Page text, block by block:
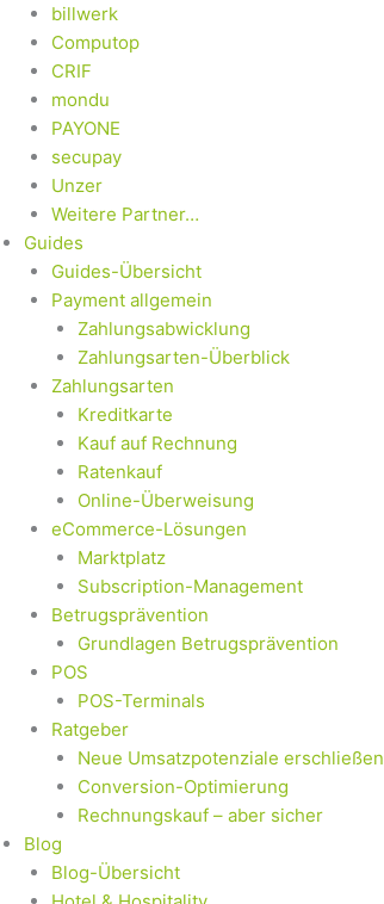
billwerk
Computop
CRIF
mondu
PAYONE
secupay
Unzer
Weitere Partner…
Guides
Guides-Übersicht
Payment allgemein
Zahlungsabwicklung
Zahlungsarten-Überblick
Zahlungsarten
Kreditkarte
Kauf auf Rechnung
Ratenkauf
Online-Überweisung
eCommerce-Lösungen
Marktplatz
Subscription-Management
Betrugsprävention
Grundlagen Betrugsprävention
POS
POS-Terminals
Ratgeber
Neue Umsatzpotenziale erschließen
Conversion-Optimierung
Rechnungskauf – aber sicher
Blog
Blog-Übersicht